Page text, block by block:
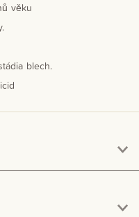
věku
blech.